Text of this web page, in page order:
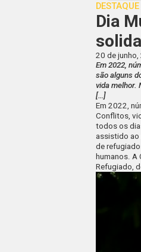
DESTAQUE
Dia
20 de junho,
Em 2022,
são alguns
vida melhor.
[…]
Em 2022,
Conflitos,
todos os
assistido ao
de
humanos. A
Refugiado,